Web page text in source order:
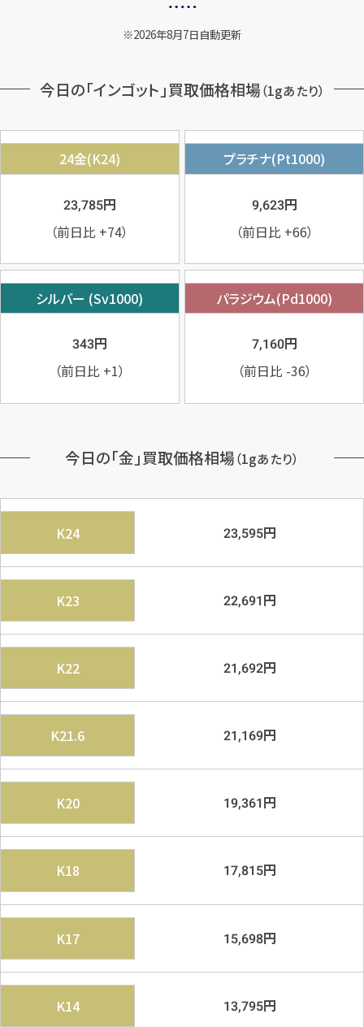
2026年8月7日自動更新
今日の「インゴット」買取価格相場（1gあたり）
24金(K24)
23,785円
（前日比 +74）
プラチナ(Pt1000)
9,623円
（前日比 +66）
シルバー (Sv1000)
343円
（前日比 +1）
パラジウム(Pd1000)
7,160円
（前日比 -36）
今日の「金」買取価格相場（1gあたり）
K24 23,595円
K23 22,691円
K22 21,692円
K21.6 21,169円
K20 19,361円
K18 17,815円
K17 15,698円
K14 13,795円